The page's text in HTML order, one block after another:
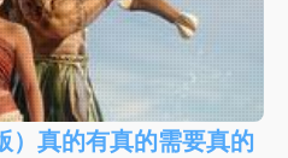
）真的有真的需要真的